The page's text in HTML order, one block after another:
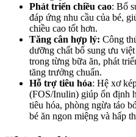
Phát triển chiều cao: Bổ
đáp ứng nhu cầu của bé,
chiều cao tốt hơn.
Tăng cân hợp lý: Công
dưỡng chất bổ sung ưu
trong từng bữa ăn, phát
tăng trưởng chuẩn.
Hỗ trợ tiêu hóa: Hệ xơ
(FOS/Inulin) giúp ổn định
tiêu hóa, phòng ngừa táo
bé ăn ngon miệng và hấp